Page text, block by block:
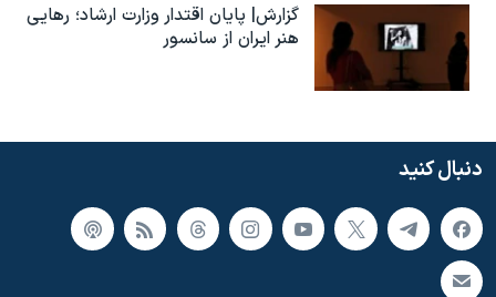
گزارش| پایان اقتدار وزارت ارشاد؛ رهایی
هنر ایران از سانسور
دنبال کنید